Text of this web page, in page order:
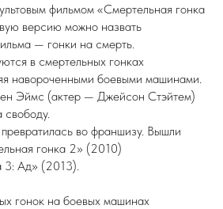
фильмом «Смертельная гонка
версию можно назвать
— гонки на смерть.
в смертельных гонках
навороченными боевыми машинами.
Эймс (актер — Джейсон Стэйтем)
свободу.
во франшизу. Вышли
гонка 2» (2010)
3: Ад» (2013).
гонок на боевых машинах